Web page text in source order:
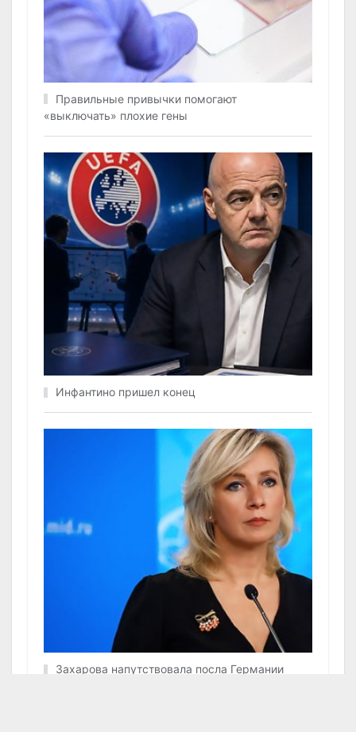
Правильные привычки помогают
«выключать» плохие гены
Инфантино пришел конец
Захарова напутствовала посла Германии